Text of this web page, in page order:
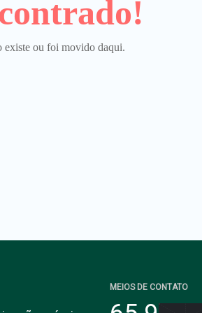
existe ou foi movido daqui.
MEIOS DE CONTATO